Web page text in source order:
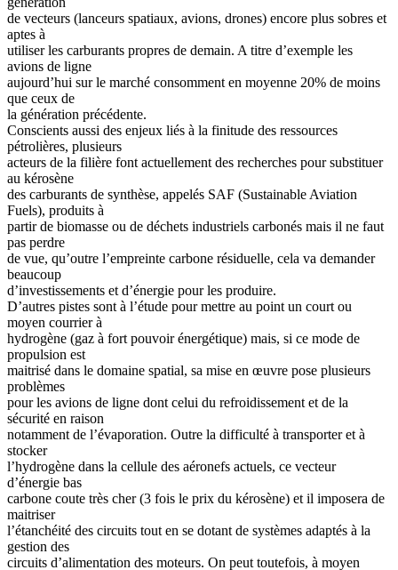
de vecteurs (lanceurs spatiaux, avions, drones) encore plus sobres et
aptes à
utiliser les carburants propres de demain. A titre d’exemple les
avions de ligne
aujourd’hui sur le marché consomment en moyenne 20% de moins
que ceux de
la génération précédente.
Conscients aussi des enjeux liés à la finitude des ressources
pétrolières, plusieurs
acteurs de la filière font actuellement des recherches pour substituer
au kérosène
des carburants de synthèse, appelés SAF (Sustainable Aviation
Fuels), produits à
partir de biomasse ou de déchets industriels carbonés mais il ne faut
pas perdre
de vue, qu’outre l’empreinte carbone résiduelle, cela va demander
beaucoup
d’investissements et d’énergie pour les produire.
D’autres pistes sont à l’étude pour mettre au point un court ou
moyen courrier à
hydrogène (gaz à fort pouvoir énergétique) mais, si ce mode de
propulsion est
maitrisé dans le domaine spatial, sa mise en œuvre pose plusieurs
problèmes
pour les avions de ligne dont celui du refroidissement et de la
sécurité en raison
notamment de l’évaporation. Outre la difficulté à transporter et à
stocker
l’hydrogène dans la cellule des aéronefs actuels, ce vecteur
d’énergie bas
carbone coute très cher (3 fois le prix du kérosène) et il imposera de
maitriser
l’étanchéité des circuits tout en se dotant de systèmes adaptés à la
gestion des
circuits d’alimentation des moteurs. On peut toutefois, à moyen